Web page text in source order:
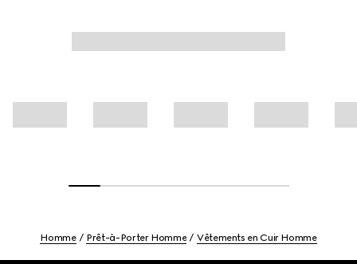
Homme Prêt-à-Porter Homme Vêtements en Cuir Homme